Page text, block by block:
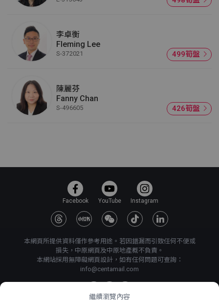
李卓衡
Fleming Lee
S-372021 499筍盤
陳麗芬
Fanny Chan
S-496605 426筍盤
繼續瀏覽內容
Facebook YouTube Instagram
本網頁所提供資料僅作參考用途。若因錯漏而引致任何不便或
損失，中原網頁及中原地產概不負責。
本網站採用無障礙網頁設計，如有任何問題可查詢：
info@centamail.com